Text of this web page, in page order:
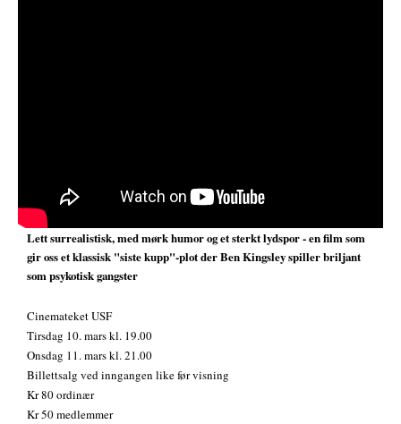
Lett surrealistisk, med mørk humor og et sterkt lydspor - en film som
gir oss et klassisk "siste kupp"-plot der Ben Kingsley spiller briljant
som psykotisk gangster
Cinemateket USF
Tirsdag 10. mars kl. 19.00
Onsdag 11. mars kl. 21.00
Billettsalg ved inngangen like før visning
Kr 80 ordinær
Kr 50 medlemmer